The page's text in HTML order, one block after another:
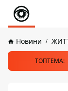
Новини
ТОПТЕМА: